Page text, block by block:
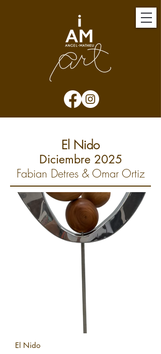
El Nido
Diciembre 2025
Fabian Detres & Omar Ortiz
El Nido